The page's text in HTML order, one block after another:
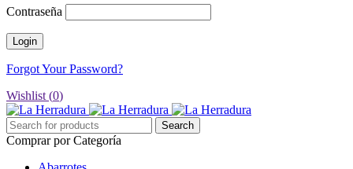
Contraseña
Forgot Your Password?
Wishlist (0)
Comprar por Categoría